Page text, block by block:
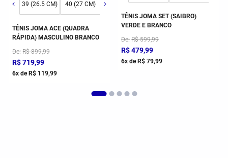
44 (30.5 CM)
(28 CM) 42 (29 CM) 43 (30 CM) 44 (30.5 CM)
39 (26.5 CM) 40 (27 CM) 41 (28 CM) 42 (29 CM) 43 (30 CM)
TÊNIS JOMA ACE (QUADRA
RÁPIDA) MASCULINO BRANCO
De R$ 899,99
R$719,99
6x de R$ 119,99
TÊNIS JOMA SET (SAIBRO)
VERDE E BRANCO
De R$ 599,99
R$479,99
6x de R$ 79,99